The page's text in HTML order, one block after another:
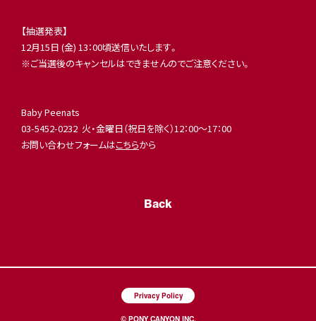
【抽選発表】
12月15日 (金) 13：00頃送信いたします。
※ご当選後のキャンセルはできませんのでご注意ください。
Baby Peenats
03-5452-0232 火・金曜日（祝日を除く）12：00～17：00
お問い合わせフォームはこちらから
Back
Privacy Policy
© PONY CANYON INC.